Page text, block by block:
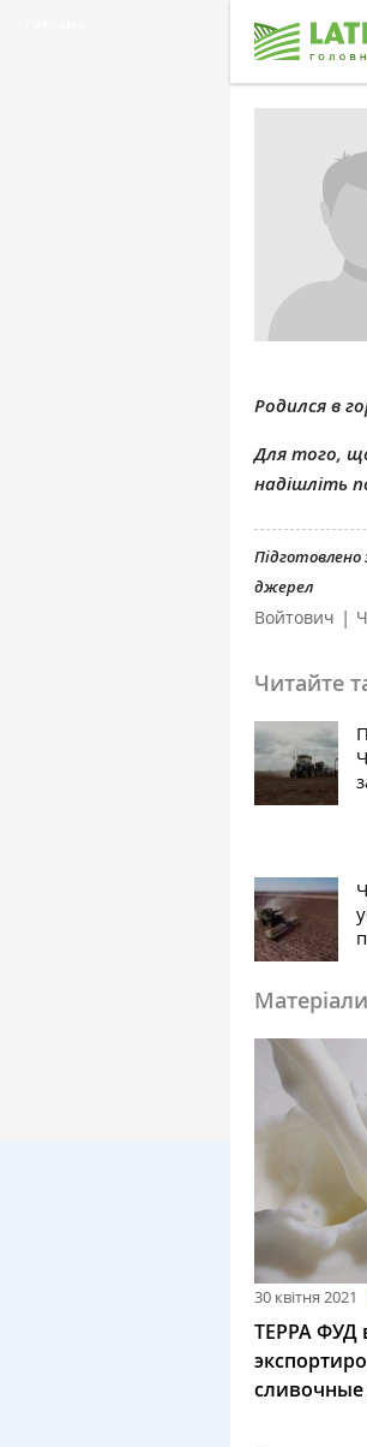
Родился в
Для того,
надішліть
джерел
Войтович |
Читайте
30 квітня 2021
ТЕРРА ФУД